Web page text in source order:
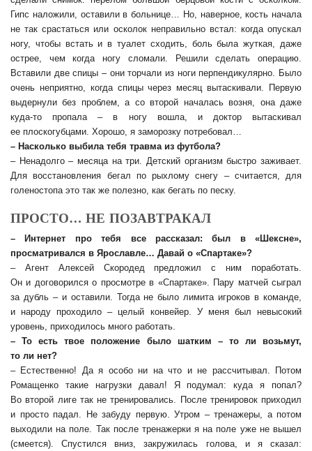
Гипс наложили, оставили в больнице… Но, наверное, кость начала
не так срастаться или осколок неправильно встал: когда опускал
ногу, чтобы встать и в туалет сходить, боль была жуткая, даже
острее, чем когда ногу сломали. Решили сделать операцию.
Вставили две спицы – они торчали из ноги перпендикулярно. Было
очень неприятно, когда спицы через месяц вытаскивали. Первую
выдернули без проблем, а со второй началась возня, она даже
куда-то пропала – в ногу вошла, и доктор вытаскивал
ее плоскогубцами. Хорошо, я заморозку потребовал…
– Насколько выбила тебя травма из футбола?
– Ненадолго – месяца на три. Детский организм быстро заживает.
Для восстановления бегал по рыхлому снегу – считается, для
голеностопа это так же полезно, как бегать по песку.
ПРОСТО… НЕ ПОЗАВТРАКАЛ
– Интернет про тебя все рассказал: был в «Шексне»,
просматривался в Ярославле… Давай о «Спартаке»?
– Агент Алексей Скородед предложил с ним поработать.
Он и договорился о просмотре в «Спартаке». Пару матчей сыграл
за дубль – и оставили. Тогда не было лимита игроков в команде,
и народу проходило – целый конвейер. У меня был невысокий
уровень, приходилось много работать.
– То есть твое положение было шатким – то ли возьмут,
то ли нет?
– Естественно! Да я особо ни на что и не рассчитывал. Потом
Ромащенко такие нагрузки давал! Я подумал: куда я попал?
Во второй лиге так не тренировались. После тренировок приходил
и просто падал. Не забуду первую. Утром – тренажеры, а потом
выходили на поле. Так после тренажерки я на поле уже не вышел
(смеется). Спустился вниз, закружилась голова, и я сказал: